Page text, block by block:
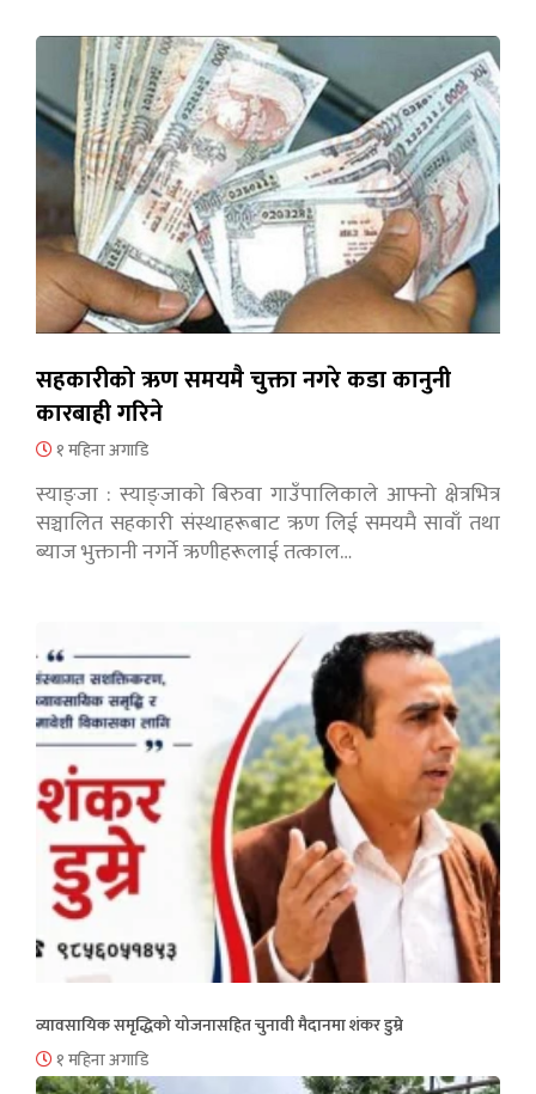
सहकारीको ऋण समयमै चुक्ता नगरे कडा कानुनी
कारबाही गरिने
१ महिना अगाडि
स्याङ्जा : स्याङ्जाको बिरुवा गाउँपालिकाले आफ्नो क्षेत्रभित्र
सञ्चालित सहकारी संस्थाहरूबाट ऋण लिई समयमै सावाँ तथा
ब्याज भुक्तानी नगर्ने ऋणीहरूलाई तत्काल…
व्यावसायिक समृद्धिको योजनासहित चुनावी मैदानमा शंकर डुम्रे
१ महिना अगाडि